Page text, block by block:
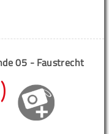
05 - Faustrecht